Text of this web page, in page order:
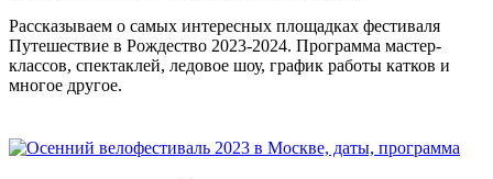
Рассказываем о самых интересных площадках фестиваля
Путешествие в Рождество 2023-2024. Программа мастер-
классов, спектаклей, ледовое шоу, график работы катков и
многое другое.